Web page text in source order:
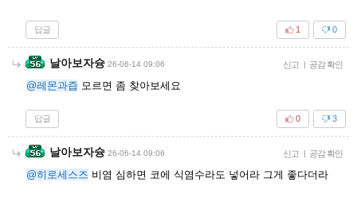
답글 0
1
날아보자슝 26-06-14 09:06 신고 | 공감 확인
@레몬과즙 모르면 좀 찾아보세요
답글 3
0
날아보자슝 26-06-14 09:06 신고 | 공감 확인
@히로세스즈 비염 심하면 코에 식염수라도 넣어라 그게 좋다더라